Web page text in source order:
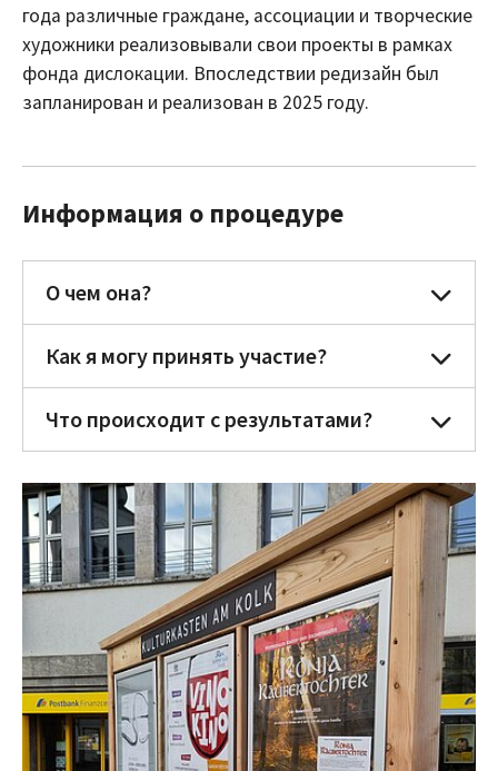
года различные граждане, ассоциации и творческие
художники реализовывали свои проекты в рамках
фонда дислокации. Впоследствии редизайн был
запланирован и реализован в 2025 году.
Информация о процедуре
О чем она?
Как я могу принять участие?
Что происходит с результатами?